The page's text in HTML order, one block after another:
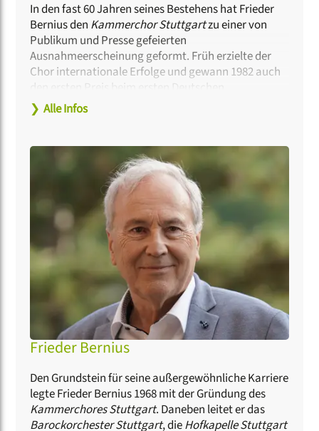
In den fast 60 Jahren seines Bestehens hat Frieder
Bernius den Kammerchor Stuttgartzu einer von
Publikum und Presse gefeierten
Ausnahmeerscheinung geformt. Früh erzielte der
Chor internationale Erfolge und gewann 1982 auch
den ersten Preis beim ersten Deutschen
Chorwettbewerb. Es folgten Einladungen zu
europäischen Festivals und renommierten
vom 17. bis zum 21. Jahrhundert – um die Neue
Musik haben sich Frieder Bernius und sein Chor
zudem mit vielen Uraufführungen verdient
gemacht. Die weltweite Reputation dokumentieren
regelmäßige Nordamerika- und Asientourneen. Als
Aushängeschild des Landes Baden-Württemberg
hat der Chor beständig Kooperations- und
Austauschprojekte mit Orchestern in Kanada, Polen
und Ungarn durchgeführt. Von den ca. 120
Schallplatten- und CD-Einspielungen wurden über
50 mit dem Preis der Deutschen Schallplattenkritik,
dem Diapason d’or, dem ICMA oder dem Edison
Klassik ausgezeichnet.
❯ Alle Infos
Frieder Bernius
Den Grundstein für seine außergewöhnliche Karriere
legte Frieder Bernius 1968 mit der Gründung des
Kammerchores Stuttgart. Daneben leitet er das
Barockorchester Stuttgart, dieHofkapelle Stuttgart